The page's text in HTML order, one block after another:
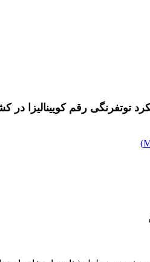
توت‏فرنگی رقم کویین‏الیزا در
)